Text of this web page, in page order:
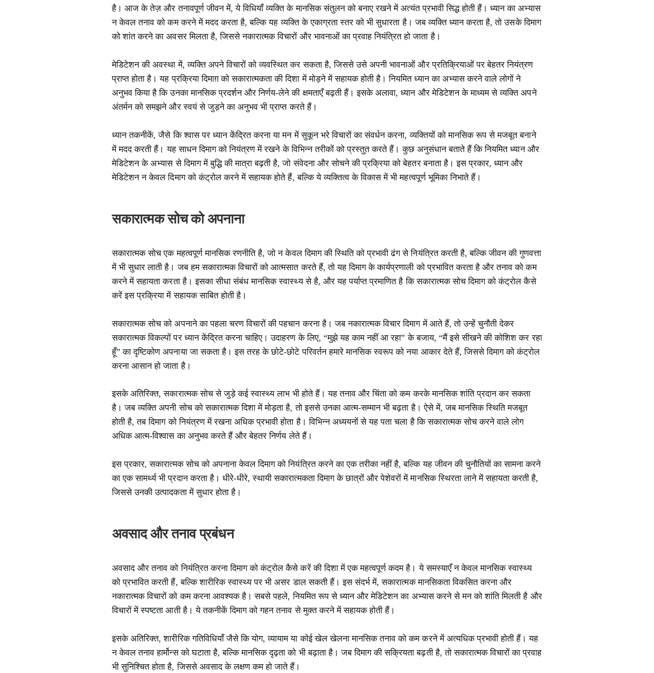
है। आज के तेज़ और तनावपूर्ण जीवन में, ये विधियाँ व्यक्ति के मानसिक संतुलन को बनाए रखने में अत्यंत प्रभावी सिद्ध होती हैं। ध्यान का अभ्यास
न केवल तनाव को कम करने में मदद करता है, बल्कि यह व्यक्ति के एकाग्रता स्तर को भी सुधारता है। जब व्यक्ति ध्यान करता है, तो उसके दिमाग
को शांत करने का अवसर मिलता है, जिससे नकारात्मक विचारों और भावनाओं का प्रवाह नियंत्रित हो जाता है।
मेडिटेशन की अवस्था में, व्यक्ति अपने विचारों को व्यवस्थित कर सकता है, जिससे उसे अपनी भावनाओं और प्रतिक्रियाओं पर बेहतर नियंत्रण
प्राप्त होता है। यह प्रक्रिया दिमाग़ को सकारात्मकता की दिशा में मोड़ने में सहायक होती है। नियमित ध्यान का अभ्यास करने वाले लोगों ने
अनुभव किया है कि उनका मानसिक प्रदर्शन और निर्णय-लेने की क्षमताएँ बढ़ती हैं। इसके अलावा, ध्यान और मेडिटेशन के माध्यम से व्यक्ति अपने
अंतर्मन को समझने और स्वयं से जुड़ने का अनुभव भी प्राप्त करते हैं।
ध्यान तकनीकें, जैसे कि श्वास पर ध्यान केंद्रित करना या मन में सुकून भरे विचारों का संवर्धन करना, व्यक्तियों को मानसिक रूप से मजबूत बनाने
में मदद करती हैं। यह साधन दिमाग को नियंत्रण में रखने के विभिन्न तरीकों को प्रस्तुत करते हैं। कुछ अनुसंधान बताते हैं कि नियमित ध्यान और
मेडिटेशन के अभ्यास से दिमाग में बुद्धि की मात्रा बढ़ती है, जो संवेदना और सोचने की प्रक्रिया को बेहतर बनाता है। इस प्रकार, ध्यान और
मेडिटेशन न केवल दिमाग को कंट्रोल करने में सहायक होते हैं, बल्कि ये व्यक्तित्व के विकास में भी महत्वपूर्ण भूमिका निभाते हैं।
सकारात्मक सोच को अपनाना
सकारात्मक सोच एक महत्वपूर्ण मानसिक रणनीति है, जो न केवल दिमाग की स्थिति को प्रभावी ढंग से नियंत्रित करती है, बल्कि जीवन की गुणवत्ता
में भी सुधार लाती है। जब हम सकारात्मक विचारों को आत्मसात करते हैं, तो यह दिमाग के कार्यप्रणाली को प्रभावित करता है और तनाव को कम
करने में सहायता करता है। इसका सीधा संबंध मानसिक स्वास्थ्य से है, और यह पर्याप्त प्रमाणित है कि सकारात्मक सोच दिमाग को कंट्रोल कैसे
करें इस प्रक्रिया में सहायक साबित होती है।
सकारात्मक सोच को अपनाने का पहला चरण विचारों की पहचान करना है। जब नकारात्मक विचार दिमाग में आते हैं, तो उन्हें चुनौती देकर
सकारात्मक विकल्पों पर ध्यान केंद्रित करना चाहिए। उदाहरण के लिए, “मुझे यह काम नहीं आ रहा” के बजाय, “मैं इसे सीखने की कोशिश कर रहा
हूँ” का दृष्टिकोण अपनाया जा सकता है। इस तरह के छोटे-छोटे परिवर्तन हमारे मानसिक स्वरूप को नया आकार देते हैं, जिससे दिमाग को कंट्रोल
करना आसान हो जाता है।
इसके अतिरिक्त, सकारात्मक सोच से जुड़े कई स्वास्थ्य लाभ भी होते हैं। यह तनाव और चिंता को कम करके मानसिक शांति प्रदान कर सकता
है। जब व्यक्ति अपनी सोच को सकारात्मक दिशा में मोड़ता है, तो इससे उनका आत्म-सम्मान भी बढ़ता है। ऐसे में, जब मानसिक स्थिति मजबूत
होती है, तब दिमाग को नियंत्रण में रखना अधिक प्रभावी होता है। विभिन्न अध्ययनों से यह पता चला है कि सकारात्मक सोच करने वाले लोग
अधिक आत्म-विश्वास का अनुभव करते हैं और बेहतर निर्णय लेते हैं।
इस प्रकार, सकारात्मक सोच को अपनाना केवल दिमाग को नियंत्रित करने का एक तरीका नहीं है, बल्कि यह जीवन की चुनौतियों का सामना करने
का एक सामर्थ्य भी प्रदान करता है। धीरे-धीरे, स्थायी सकारात्मकता दिमाग के छात्रों और पेशेवरों में मानसिक स्थिरता लाने में सहायता करती है,
जिससे उनकी उत्पादकता में सुधार होता है।
अवसाद और तनाव प्रबंधन
अवसाद और तनाव को नियंत्रित करना दिमाग को कंट्रोल कैसे करें की दिशा में एक महत्वपूर्ण कदम है। ये समस्याएँ न केवल मानसिक स्वास्थ्य
को प्रभावित करती हैं, बल्कि शारीरिक स्वास्थ्य पर भी असर डाल सकती हैं। इस संदर्भ में, सकारात्मक मानसिकता विकसित करना और
नकारात्मक विचारों को कम करना आवश्यक है। सबसे पहले, नियमित रूप से ध्यान और मेडिटेशन का अभ्यास करने से मन को शांति मिलती है और
विचारों में स्पष्टता आती है। ये तकनीकें दिमाग को गहन तनाव से मुक्त करने में सहायक होती हैं।
इसके अतिरिक्त, शारीरिक गतिविधियाँ जैसे कि योग, व्यायाम या कोई खेल खेलना मानसिक तनाव को कम करने में अत्यधिक प्रभावी होती हैं। यह
न केवल तनाव हार्मोन्स को घटाता है, बल्कि मानसिक दृढ़ता को भी बढ़ाता है। जब दिमाग की सक्रियता बढ़ती है, तो सकारात्मक विचारों का प्रवाह
भी सुनिश्चित होता है, जिससे अवसाद के लक्षण कम हो जाते हैं।